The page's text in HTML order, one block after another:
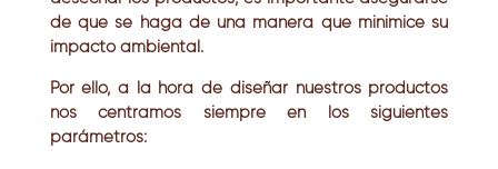
de que se haga de una manera que minimice su
impacto ambiental.
Por ello, a la hora de diseñar nuestros productos
nos centramos siempre en los siguientes
parámetros: